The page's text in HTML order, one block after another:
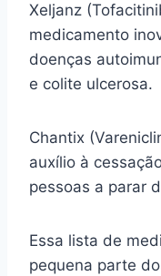
Xeljanz
medicamento
doenças
e colite ulcerosa.
Chantix
auxílio à
pessoas a parar
Essa lista de
pequena parte